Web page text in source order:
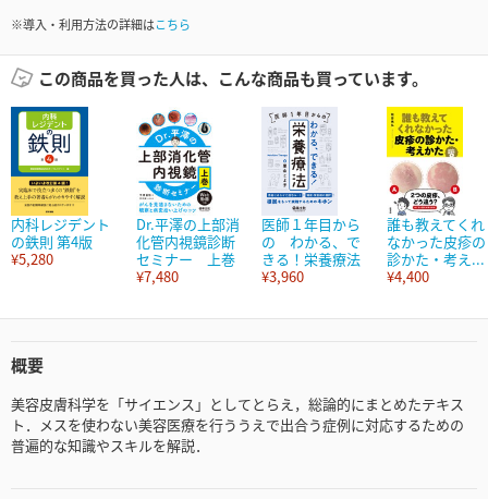
※導入・利用方法の詳細はこちら
この商品を買った人は、こんな商品も買っています。
内科レジデント
の鉄則 第4版
¥5,280
Dr.平澤の上部消
化管内視鏡診断
セミナー 上巻
¥7,480
医師１年目から
の わかる、で
きる！栄養療法
¥3,960
誰も教えてくれ
なかった皮疹の
診かた・考え...
¥4,400
概要
美容皮膚科学を「サイエンス」としてとらえ，総論的にまとめたテキス
ト．メスを使わない美容医療を行ううえで出合う症例に対応するための
普遍的な知識やスキルを解説．